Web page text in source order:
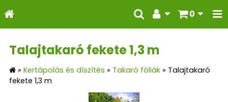
0
Talajtakaró fekete 1,3 m
» Kertápolás és díszítés » Takaró fóliák » Talajtakaró
fekete 1,3 m